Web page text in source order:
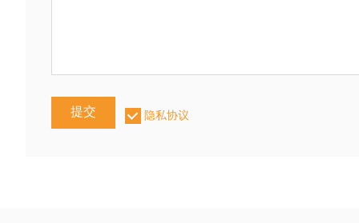
提交 隐私协议